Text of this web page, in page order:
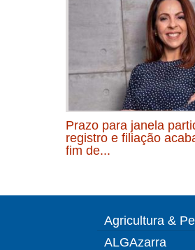
Prazo para janela
registro e filiação
fim de...
Agricultura &
ALGAzarra